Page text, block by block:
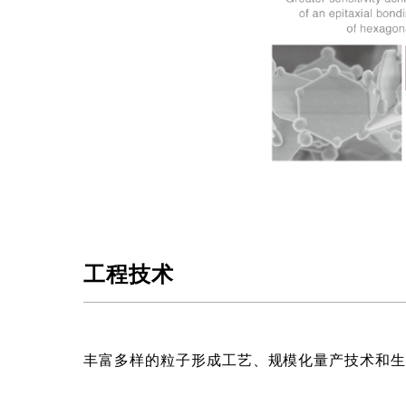
工程技术
丰富多样的粒子形成工艺、规模化量产技术和